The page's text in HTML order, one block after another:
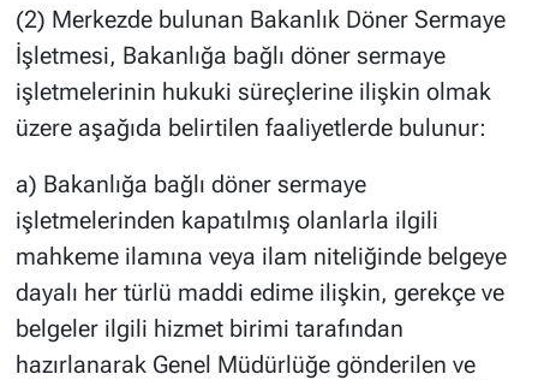
(2) Merkezde bulunan Bakanlık Döner Sermaye
İşletmesi, Bakanlığa bağlı döner sermaye
işletmelerinin hukuki süreçlerine ilişkin olmak
üzere aşağıda belirtilen faaliyetlerde bulunur:
a) Bakanlığa bağlı döner sermaye
işletmelerinden kapatılmış olanlarla ilgili
mahkeme ilamına veya ilam niteliğinde belgeye
dayalı her türlü maddi edime ilişkin, gerekçe ve
belgeler ilgili hizmet birimi tarafından
hazırlanarak Genel Müdürlüğe gönderilen ve